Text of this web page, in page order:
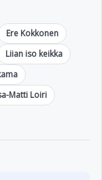
Ere Kokkonen
Liian iso keikka
Matti Loiri